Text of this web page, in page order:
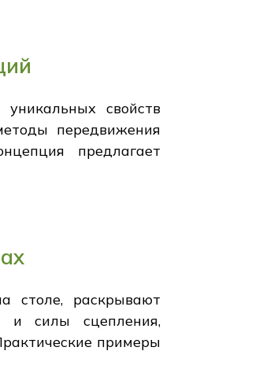
свойств
передвижения
предлагает
столе, раскрывают
и силы сцепления,
примеры